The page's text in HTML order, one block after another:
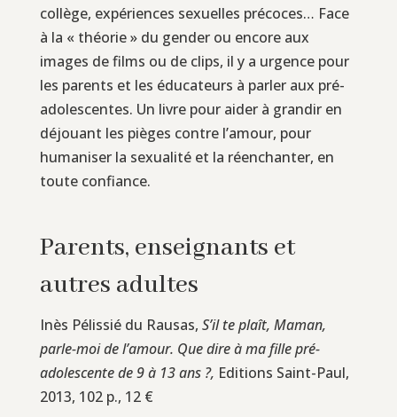
collège, expériences sexuelles précoces… Face
à la « théorie » du gender ou encore aux
images de films ou de clips, il y a urgence pour
les parents et les éducateurs à parler aux pré-
adolescentes. Un livre pour aider à grandir en
déjouant les pièges contre l’amour, pour
humaniser la sexualité et la réenchanter, en
toute confiance.
Parents, enseignants et
autres adultes
Inès Pélissié du Rausas, S’il te plaît, Maman,
parle-moi de l’amour. Que dire à ma fille pré-
adolescente de 9 à 13 ans ?, Editions Saint-Paul,
2013, 102 p., 12 €